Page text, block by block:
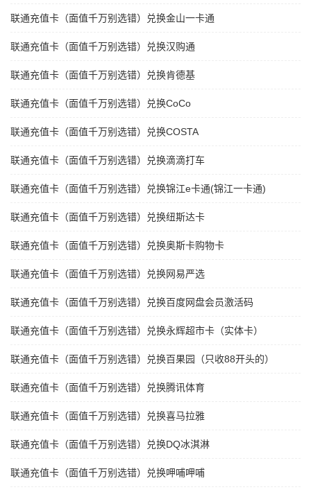
联通充值卡（面值千万别选错）兑换金山一卡通
联通充值卡（面值千万别选错）兑换汉购通
联通充值卡（面值千万别选错）兑换肯德基
联通充值卡（面值千万别选错）兑换CoCo
联通充值卡（面值千万别选错）兑换COSTA
联通充值卡（面值千万别选错）兑换滴滴打车
联通充值卡（面值千万别选错）兑换锦江e卡通(锦江一卡通)
联通充值卡（面值千万别选错）兑换纽斯达卡
联通充值卡（面值千万别选错）兑换奥斯卡购物卡
联通充值卡（面值千万别选错）兑换网易严选
联通充值卡（面值千万别选错）兑换百度网盘会员激活码
联通充值卡（面值千万别选错）兑换永辉超市卡（实体卡）
联通充值卡（面值千万别选错）兑换百果园（只收88开头的）
联通充值卡（面值千万别选错）兑换腾讯体育
联通充值卡（面值千万别选错）兑换喜马拉雅
联通充值卡（面值千万别选错）兑换DQ冰淇淋
联通充值卡（面值千万别选错）兑换呷哺呷哺